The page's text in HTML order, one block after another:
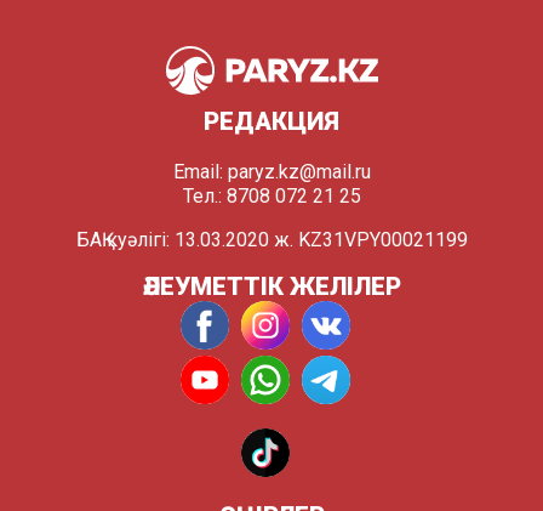
РЕДАКЦИЯ
Email: paryz.kz@mail.ru
Тел.: 8708 072 21 25
БАҚ куәлігі: 13.03.2020 ж. KZ31VPY00021199
ӘЛЕУМЕТТІК ЖЕЛІЛЕР